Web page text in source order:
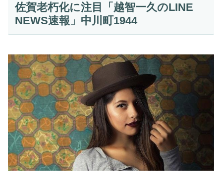
佐賀老朽化に注目「越智一久のLINE
NEWS速報」中川町1944